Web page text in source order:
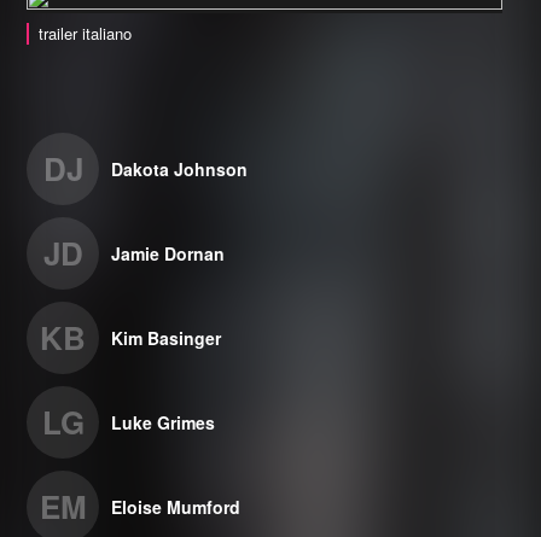
trailer italiano
DJ Dakota Johnson
JD Jamie Dornan
KB Kim Basinger
LG Luke Grimes
EM Eloise Mumford